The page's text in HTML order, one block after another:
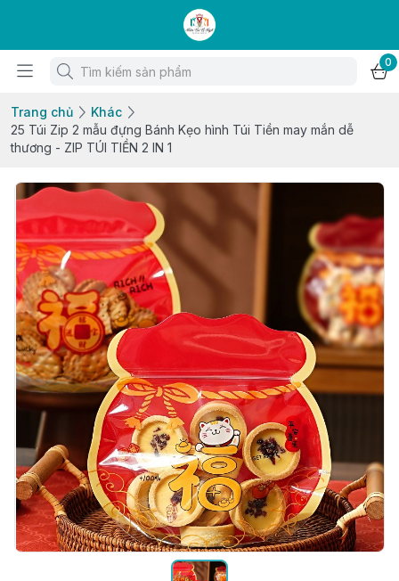
0
Trang chủ
Khác
25 Túi Zip 2 mẫu đựng Bánh Kẹo hình Túi Tiền may mắn dễ
thương - ZIP TÚI TIỀN 2 IN 1